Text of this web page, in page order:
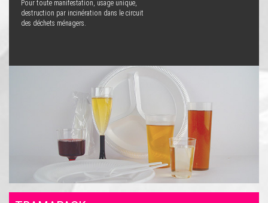
Pour toute manifestation, usage unique,
destruction par incinération dans le circuit
des déchets ménagers.